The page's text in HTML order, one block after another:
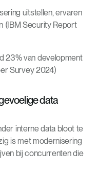
uitstellen, ervaren
(IBM Security Report
23% van development
Survey 2024)
data
interne data bloot te
is met modernisering
bij concurrenten die